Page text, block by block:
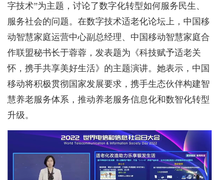
字技术”为主题，讨论了数字化转型如何服务民生、
服务社会的问题。在数字技术适老化论坛上，中国移
动智慧家庭运营中心副总经理、中国移动智慧家庭合
作联盟秘书长于蓉蓉，发表题为《科技赋予适老关
怀，携手共享美好生活》的主题演讲。她表示，中国
移动将积极贯彻国家发展要求，携手生态伙伴构建智
慧养老服务体系，推动养老服务信息化和数智化转型
升级。